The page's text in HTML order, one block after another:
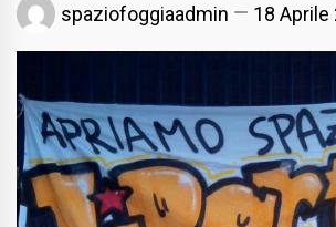
spaziofoggiaadmin 18 Aprile